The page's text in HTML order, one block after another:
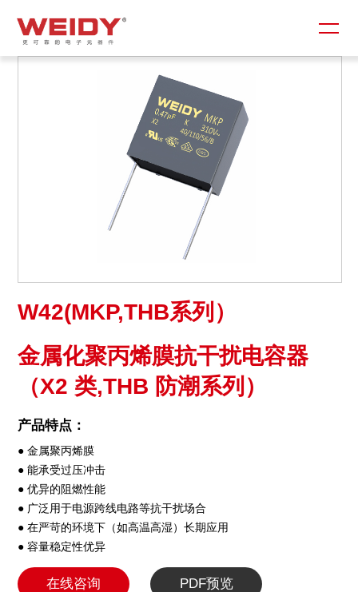
W42(MKP,THB系列）
金属化聚丙烯膜抗干扰电容器
（X2 类,THB 防潮系列）
产品特点：
● 金属聚丙烯膜
● 能承受过压冲击
● 优异的阻燃性能
● 广泛用于电源跨线电路等抗干扰场合
● 在严苛的环境下（如高温高湿）长期应用
● 容量稳定性优异
在线咨询 PDF预览